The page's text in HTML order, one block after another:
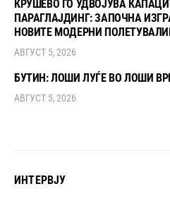
КРУШЕВО ГО УДВОЈУВА
ПАРАГЛАЈДИНГ: ЗАПОЧНА
НОВИТЕ МОДЕРНИ
АВГУСТ 5, 2026
БУТИН: ЛОШИ ЛУЃЕ ВО ЛОШИ
АВГУСТ 5, 2026
ИНТЕРВЈУ